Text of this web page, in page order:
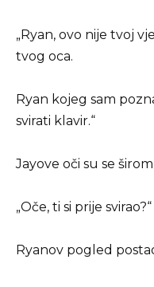
„Ryan, ovo nije tvoj
tvog oca.
Ryan kojeg sam
svirati klavir.“
Jayove oči su se
„Oče, ti si prije svirao?“
Ryanov pogled